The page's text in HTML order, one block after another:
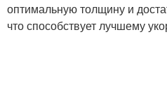
оптимальную толщину и
что способствует лучшему